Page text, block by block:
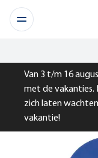
Van 3 t/m 16
met de vakanties.
zich laten
vakantie!